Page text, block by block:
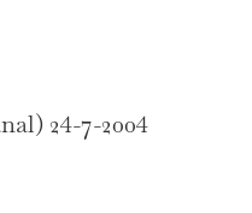
24-7-2004